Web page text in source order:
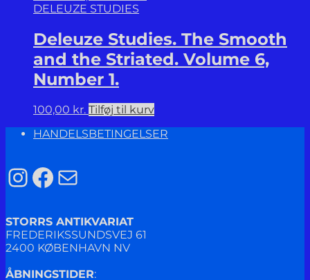
DELEUZE STUDIES
Deleuze Studies. The Smooth
and the Striated. Volume 6,
Number 1.
100,00 kr. Tilføj til kurv
HANDELSBETINGELSER
Instagram
Facebook
Mail
STORRS ANTIKVARIAT
FREDERIKSSUNDSVEJ 61
2400 KØBENHAVN NV
ÅBNINGSTIDER: